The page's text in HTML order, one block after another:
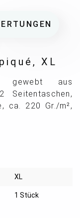
XL
gewebt aus
Seitentaschen,
ca. 220 Gr./m²,
XL
1 Stück